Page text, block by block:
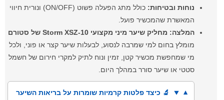
נוחות ובטיחות:
כולל מתג הפעלה פשוט (ON/OFF) ונורית חיווי
המאשרת שהמכשיר פועל.
המלצה: מחליק שיער מיני מקצועי Storm XSZ-10 של סטורם
מומלץ בחום למי שמרבה לנסוע, לבעלות שיער קצר או פוני, ולכל
מי שמחפשת מכשיר קטן, זמין ונוח לתיק למקרי חירום של חשמל
סטטי או שיער סורר במהלך היום.
🔬 כיצד פלטות קרמיות שומרות על בריאות השיער